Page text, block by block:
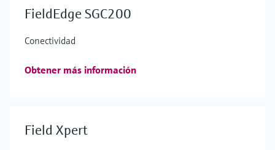
FieldEdge SGC200
Conectividad
Obtener más información
Field Xpert